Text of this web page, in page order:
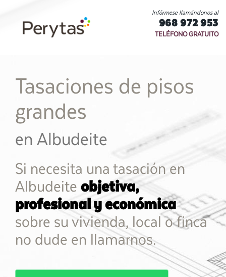
Infórmese llamándonos al
968 972 953
TELÉFONO GRATUITO
Tasaciones de pisos
grandes
en Albudeite
Si necesita una tasación en
Albudeite objetiva,
profesional y económica
sobre su vivienda, local o finca
no dude en llamarnos.